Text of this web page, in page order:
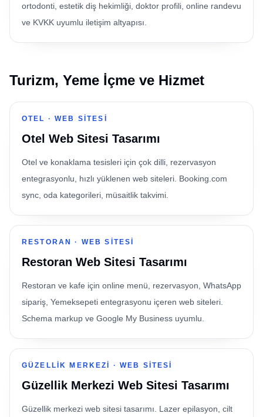
ortodonti, estetik diş hekimliği, doktor profili, online randevu
ve KVKK uyumlu iletişim altyapısı.
Turizm, Yeme İçme ve Hizmet
OTEL ·WEB SITESI
Otel Web Sitesi Tasarımı
Otel ve konaklama tesisleri için çok dilli, rezervasyon
entegrasyonlu, hızlı yüklenen web siteleri. Booking.com
sync, oda kategorileri, müsaitlik takvimi.
RESTORAN · WEB SITESI
Restoran Web Sitesi Tasarımı
Restoran ve kafe için online menü, rezervasyon, WhatsApp
sipariş, Yemeksepeti entegrasyonu içeren web siteleri.
Schema markup ve Google My Business uyumlu.
GÜZELLIK MERKEZI ·WEB SITESI
Güzellik Merkezi Web Sitesi Tasarımı
Güzellik merkezi web sitesi tasarımı. Lazer epilasyon, cilt